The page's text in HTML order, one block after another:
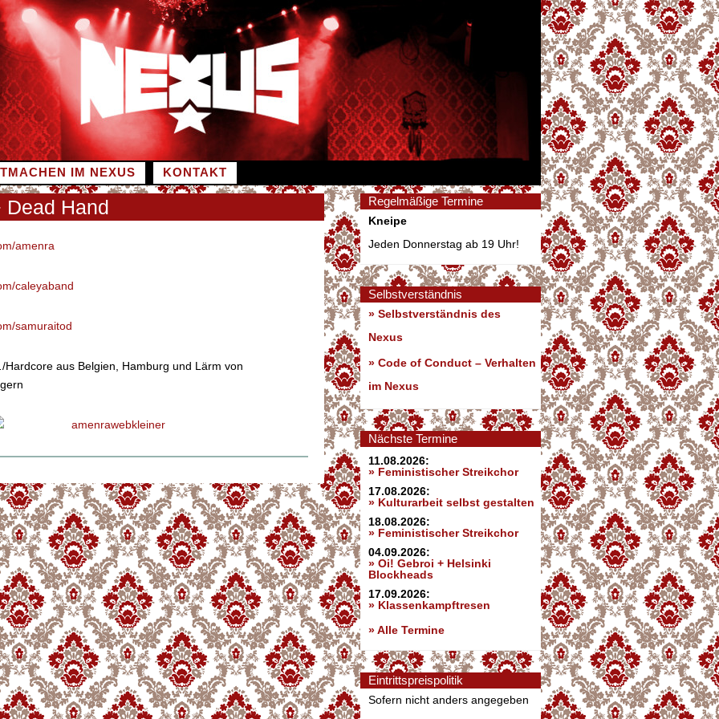
IM NEXUS KONTAKT
Hand
amenra
caleyaband
samuraitod
aus Belgien, Hamburg und Lärm von
Regelmäßige Termine
Kneipe
Jeden Donnerstag ab 19 Uhr!
Selbstverständnis
» Selbstverständnis des
Nexus
» Code of Conduct – Verhalten
im Nexus
Nächste Termine
11.08.2026:
» Feministischer Streikchor
17.08.2026:
» Kulturarbeit selbst gestalten
18.08.2026:
» Feministischer Streikchor
04.09.2026:
» Oi! Gebroi + Helsinki
Blockheads
17.09.2026:
» Klassenkampftresen
» Alle Termine
Eintrittspreispolitik
Sofern nicht anders angegeben